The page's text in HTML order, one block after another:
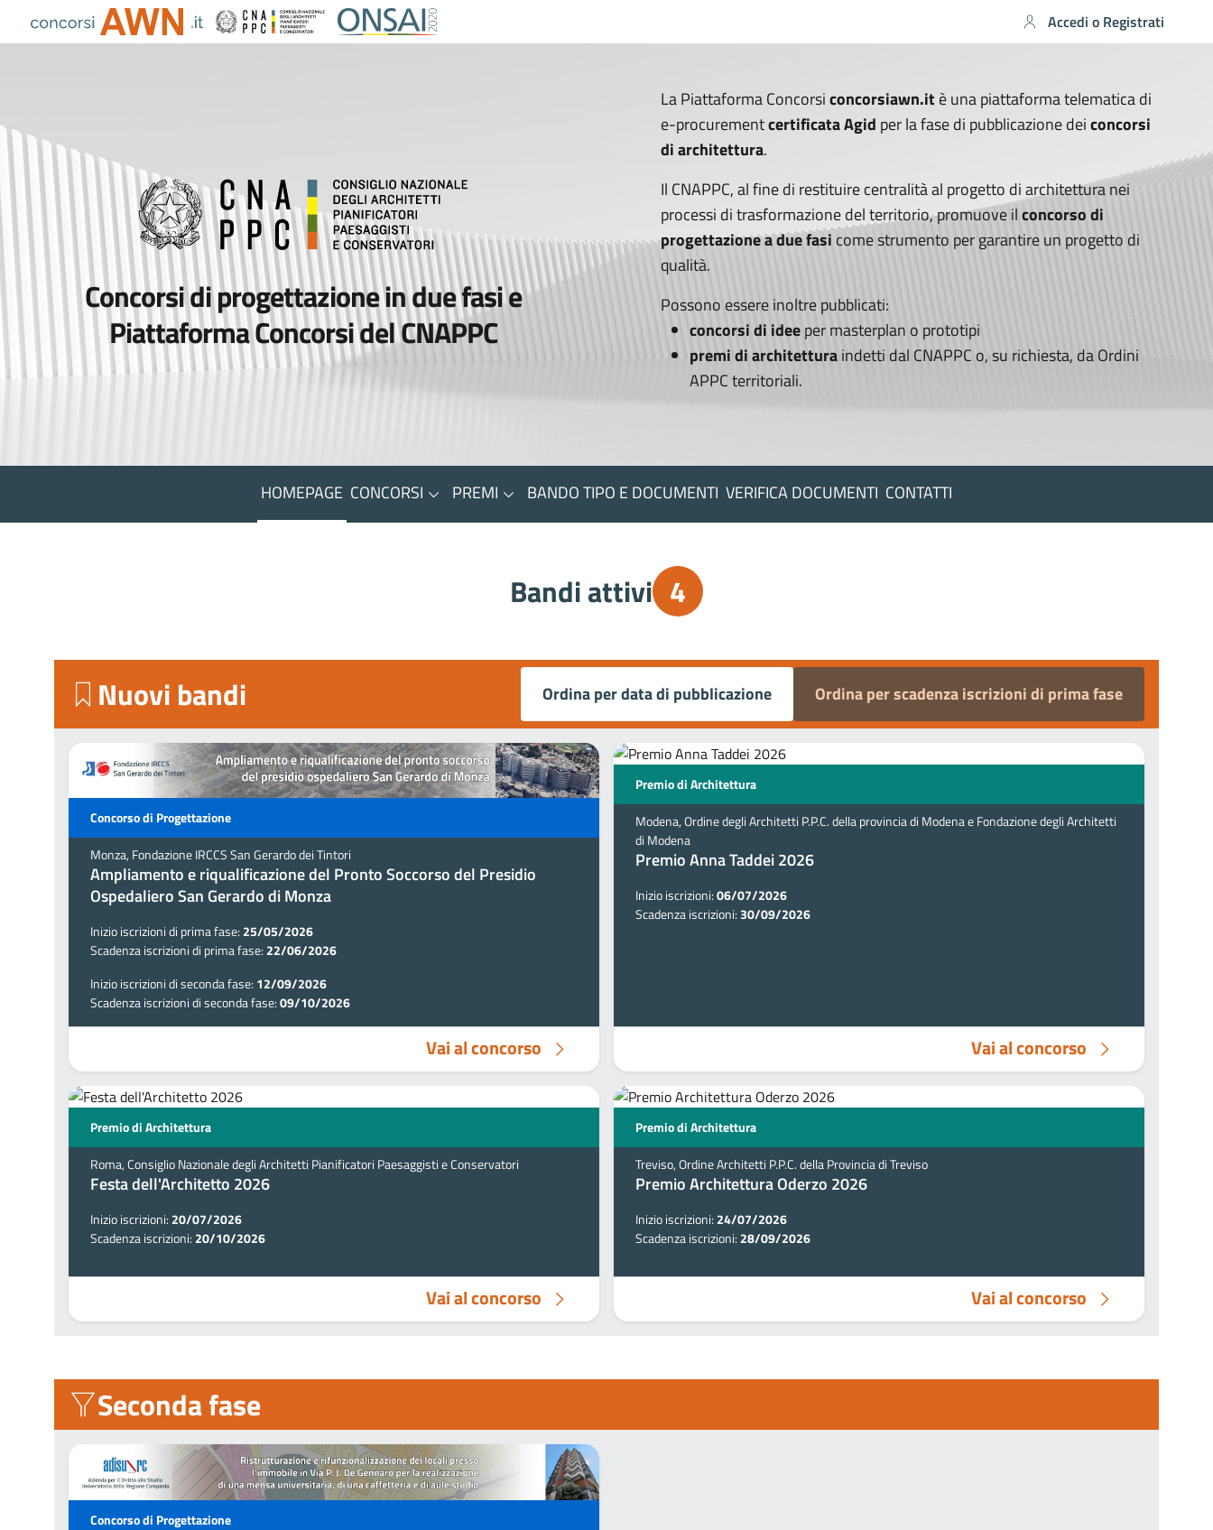
Accedi o Registrati
Concorsi di progettazione in due fasi e
Piattaforma Concorsi del CNAPPC
La Piattaforma Concorsiconcorsiawn.it è una piattaforma telematica di
e-procurementcertificata Agid per la fase di pubblicazione deiconcorsi
di architettura.
Il CNAPPC, al fine di restituire centralità al progetto di architettura nei
processi di trasformazione del territorio, promuove ilconcorso di
progettazione a due fasi come strumento per garantire un progetto di
qualità.
Possono essere inoltre pubblicati:
concorsi di ideeper masterplan o prototipi
premi di architetturaindetti dal CNAPPC o, su richiesta, da Ordini
APPC territoriali.
HOMEPAGE CONCORSI PREMI BANDO TIPO E DOCUMENTI VERIFICA DOCUMENTI CONTATTI
Bandi attivi 4
Nuovi bandi Ordina per data di pubblicazione Ordina per scadenza iscrizioni di prima fase
Concorso di Progettazione
Monza, Fondazione IRCCS San Gerardo dei Tintori
Ampliamento e riqualificazione del Pronto Soccorso del Presidio
Ospedaliero San Gerardo di Monza
Inizio iscrizioni di prima fase: 25/05/2026
Scadenza iscrizioni di prima fase: 22/06/2026
Inizio iscrizioni di seconda fase: 12/09/2026
Scadenza iscrizioni di seconda fase:09/10/2026
Vai al concorso
Premio di Architettura
Modena, Ordine degli Architetti P.P.C. della provincia di Modena e Fondazione degli Architetti
di Modena
Premio Anna Taddei 2026
Inizio iscrizioni:06/07/2026
Scadenza iscrizioni:30/09/2026
Vai al concorso
Premio di Architettura
Roma, Consiglio Nazionale degli Architetti Pianificatori Paesaggisti e Conservatori
Festa dell'Architetto 2026
Inizio iscrizioni: 20/07/2026
Scadenza iscrizioni: 20/10/2026
Vai al concorso
Premio di Architettura
Treviso, Ordine Architetti P.P.C. della Provincia di Treviso
Premio Architettura Oderzo 2026
Inizio iscrizioni: 24/07/2026
Scadenza iscrizioni: 28/09/2026
Vai al concorso
Seconda fase
Concorso di Progettazione